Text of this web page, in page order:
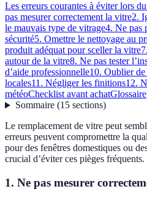
Les erreurs courantes à éviter lors
pas mesurer correctement la vitre2.
le mauvais type de vitrage4. Ne pas
sécurité5. Omettre le nettoyage au
produit adéquat pour sceller la vitre
autour de la vitre8. Ne pas tester
d’aide professionnelle10. Oublier
locales11. Négliger les finitions12.
météoChecklist avant achatGlossaire
Sommaire(15 sections)
Le remplacement de vitre peut
erreurs peuvent compromettre la
pour des fenêtres domestiques ou
crucial d’éviter ces pièges fréquents.
1. Ne pas mesurer